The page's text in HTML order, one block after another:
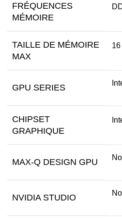
FRÉQUENCES
MÉMOIRE
TAILLE DE MÉMOIRE
MAX
16
GPU SERIES
CHIPSET
GRAPHIQUE
MAX-Q DESIGN GPU
NVIDIA STUDIO